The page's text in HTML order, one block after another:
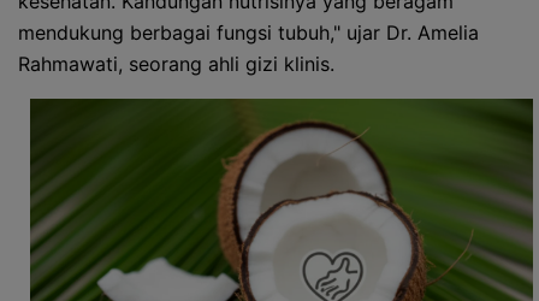
mendukung berbagai fungsi tubuh," ujar Dr. Amelia
Rahmawati, seorang ahli gizi klinis.